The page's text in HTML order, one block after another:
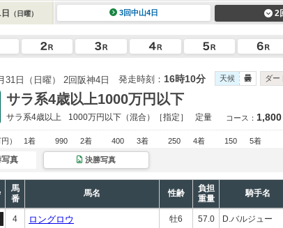
（日曜） 3回中山4日 2
31日（日曜） 2回阪神4日 発走時刻： 16時10分 天候 曇 ダー
サラ系4歳以上1000万円以下
サラ系4歳以上 1000万円以下 （混合）［指定］ 定量 コース： 1,800
円） 1着 990 2着 400 3着 250 4着 150 5着
真 決勝写真
馬
番
馬名 性齢
負担
重量
騎手名
4 ロングロウ 牡6 57.0 D.バルジュー